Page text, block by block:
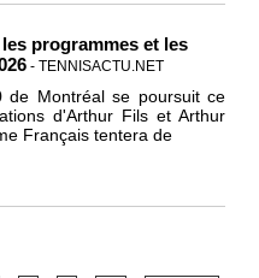
programmes et les
- TENNISACTU.NET
de Montréal se poursuit ce
d'Arthur Fils et Arthur
Français tentera de